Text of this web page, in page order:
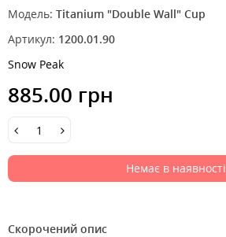
Модель: Titanium "Double Wall" Cup
Артикул: 1200.01.90
Snow Peak
885.00 грн
Немає в наявності
Скорочений опис